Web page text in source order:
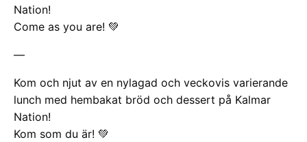
Nation!
Come as you are! 💚
—
Kom och njut av en nylagad och veckovis varierande
lunch med hembakat bröd och dessert på Kalmar
Nation!
Kom som du är! 💚